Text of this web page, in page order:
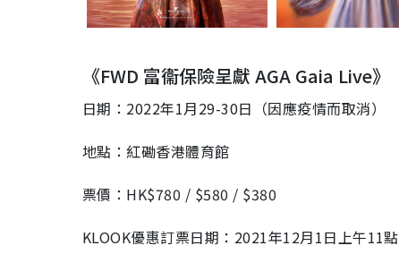
《FWD 富衞保險呈獻 AGA Gaia Live》
日期：2022年1月29-30日（因應疫情而取消）
地點：紅磡香港體育館
票價：HK$780 / $580 / $380
KLOOK優惠訂票日期：2021年12月1日上午11點